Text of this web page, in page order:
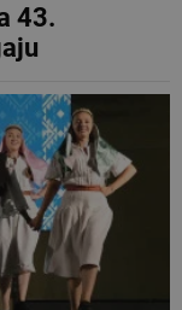
43.